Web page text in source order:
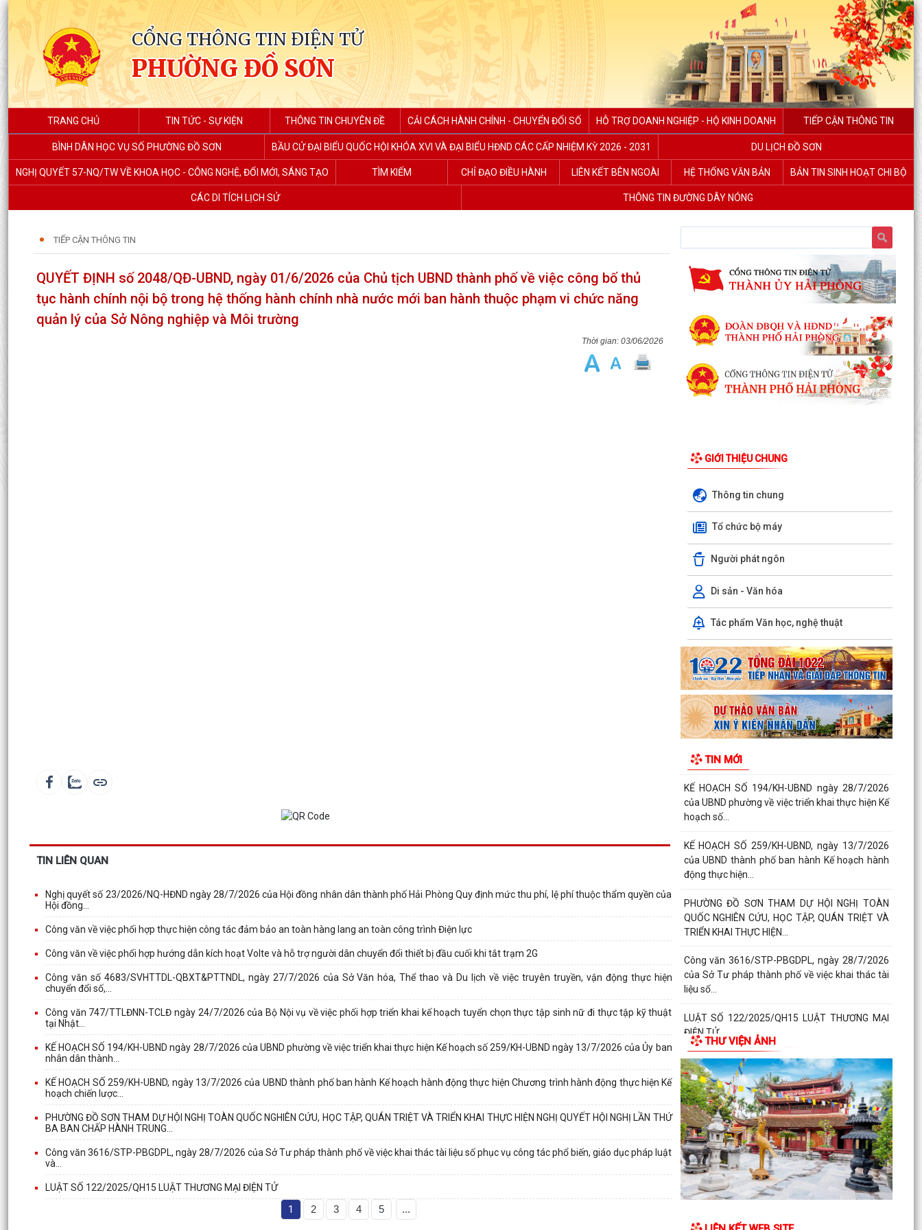
CỔNG THÔNG TIN ĐIỆN TỬ
PHƯỜNG ĐỒ SƠN
TRANG CHỦ TIN TỨC - SỰ KIỆN THÔNG TIN CHUYÊN ĐỀ CẢI CÁCH HÀNH CHÍNH - CHUYỂN ĐỔI SỐ HỖ TRỢ DOANH NGHIỆP - HỘ KINH DOANH TIẾP CẬN THÔNG TIN
BÌNH DÂN HỌC VỤ SỐ PHƯỜNG ĐỒ SƠN BẦU CỬ ĐẠI BIỂU QUỐC HỘI KHÓA XVI VÀ ĐẠI BIỂU HĐND CÁC CẤP NHIỆM KỲ 2026 - 2031 DU LỊCH ĐỒ SƠN
NGHỊ QUYẾT 57-NQ/TW VỀ KHOA HỌC - CÔNG NGHỆ, ĐỔI MỚI, SÁNG TẠO TÌM KIẾM CHỈ ĐẠO ĐIỀU HÀNH LIÊN KẾT BÊN NGOÀI HỆ THỐNG VĂN BẢN BẢN TIN SINH HOẠT CHI BỘ
CÁC DI TÍCH LỊCH SỬ THÔNG TIN ĐƯỜNG DÂY NÓNG
TIẾP CẬN THÔNG TIN
QUYẾT ĐỊNH số 2048/QĐ-UBND, ngày 01/6/2026 của Chủ tịch UBND thành phố về việc công bố thủ
tục hành chính nội bộ trong hệ thống hành chính nhà nước mới ban hành thuộc phạm vi chức năng
quản lý của Sở Nông nghiệp và Môi trường
03/06/2026
TIN LIÊN QUAN
Nghị quyết số 23/2026/NQ-HĐND ngày 28/7/2026 của Hội đồng nhân dân thành phố Hải Phòng Quy định mức thu phí, lệ phí thuộc thẩm quyền của
Hội đồng...
Công văn về việc phối hợp thực hiện công tác đảm bảo an toàn hàng lang an toàn công trình Điện lực
Công văn về việc phối hợp hướng dẫn kích hoạt Volte và hỗ trợ người dân chuyển đổi thiết bị đầu cuối khi tắt trạm 2G
Công văn số 4683/SVHTTDL-QBXT&PTTNDL, ngày 27/7/2026 của Sở Văn hóa, Thể thao và Du lịch về việc truyên truyền, vận động thực hiện
chuyển đổi số,...
Công văn 747/TTLĐNN-TCLĐ ngày 24/7/2026 của Bộ Nội vụ về việc phối hợp triển khai kế hoạch tuyển chọn thực tập sinh nữ đi thực tập kỹ thuật
tại Nhật...
KẾ HOẠCH SỐ 194/KH-UBND ngày 28/7/2026 của UBND phường về việc triển khai thực hiện Kế hoạch số 259/KH-UBND ngày 13/7/2026 của Ủy ban
nhân dân thành...
KẾ HOẠCH SỐ 259/KH-UBND, ngày 13/7/2026 của UBND thành phố ban hành Kế hoạch hành động thực hiện Chương trình hành động thực hiện Kế
hoạch chiến lược...
PHƯỜNG ĐỒ SƠN THAM DỰ HỘI NGHỊ TOÀN QUỐC NGHIÊN CỨU, HỌC TẬP, QUÁN TRIỆT VÀ TRIỂN KHAI THỰC HIỆN NGHỊ QUYẾT HỘI NGHỊ LẦN THỨ
BA BAN CHẤP HÀNH TRUNG...
Công văn 3616/STP-PBGDPL, ngày 28/7/2026 của Sở Tư pháp thành phố về việc khai thác tài liệu số phục vụ công tác phổ biến, giáo dục pháp luật
và...
LUẬT SỐ 122/2025/QH15 LUẬT THƯƠNG MẠI ĐIỆN TỬ
1 2 3 4 5 ...
GIỚI THIỆU CHUNG
Thông tin chung
Tổ chức bộ máy
Người phát ngôn
Di sản - Văn hóa
Tác phẩm Văn học, nghệ thuật
TIN MỚI
Nghị quyết số 23/2026/NQ-HĐND ngày
28/7/2026 của Hội đồng nhân dân thành phố
Hải Phòng Quy định mức...
Công văn về việc phối hợp thực hiện công tác
đảm bảo an toàn hàng lang an toàn công trình
Điện lực
Công văn về việc phối hợp hướng dẫn kích hoạt
Volte và hỗ trợ người dân chuyển đổi thiết bị
đầu...
Công văn số 4683/SVHTTDL-QBXT&PTTNDL,
ngày 27/7/2026 của Sở Văn hóa, Thể thao và
Du lịch về việc...
Công văn 747/TTLĐNN-TCLĐ ngày 24/7/2026
hoạch tuyển...
KẾ HOẠCH SỐ 194/KH-UBND ngày 28/7/2026
của UBND phường về việc triển khai thực hiện Kế
hoạch số...
KẾ HOẠCH SỐ 259/KH-UBND, ngày 13/7/2026
của UBND thành phố ban hành Kế hoạch hành
động thực hiện...
PHƯỜNG ĐỒ SƠN THAM DỰ HỘI NGHỊ TOÀN
QUỐC NGHIÊN CỨU, HỌC TẬP, QUÁN TRIỆT VÀ
TRIỂN KHAI THỰC HIỆN...
Công văn 3616/STP-PBGDPL, ngày 28/7/2026
của Sở Tư pháp thành phố về việc khai thác tài
liệu số...
LUẬT SỐ 122/2025/QH15 LUẬT THƯƠNG MẠI
ĐIỆN TỬ
Công văn số 2612/UBNd-KT, ngày 27/7/2026 về
việc triển khai thực hiện Kế hoạch số 247/KH-
UBND ngày...
KẾ HOẠCH SỐ 247/KH-UBND, ngày 04/7/2026
Về việc triển khai thi hành Luật Thương mại điện
tử
KẾ HOẠCH SỐ 249/KH-UBND, ngày 06/7/2026
về triển khai thực hiện Nghị quyết số 88/NQ-CP
THƯ VIỆN ẢNH